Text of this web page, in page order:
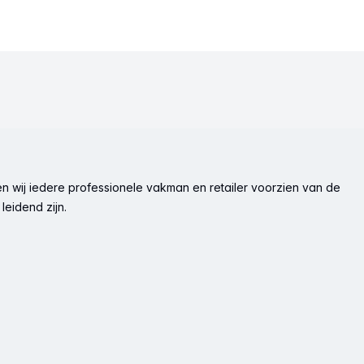
wij iedere professionele vakman en retailer voorzien van de
zijn.